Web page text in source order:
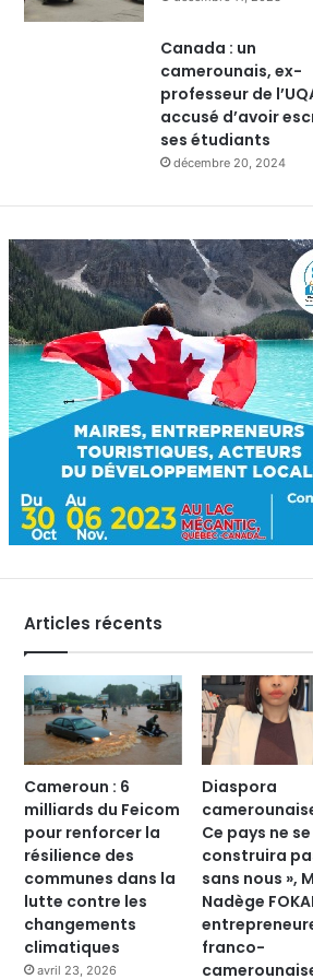
Canada : un
camerounais, ex-
professeur de
accusé d’avoir
ses étudiants
décembre 20, 2024
Articles récents
Cameroun : 6
milliards du Feicom
pour renforcer la
résilience des
communes dans la
lutte contre les
changements
climatiques
avril 23, 2026
Diaspora
Ce pays ne se
construira
sans nous »,
Nadège
franco-